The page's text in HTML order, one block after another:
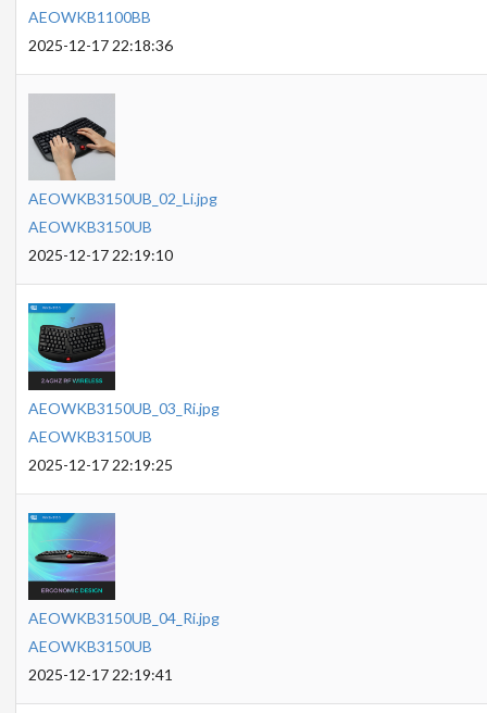
AEOWKB1100BB
2025-12-17 22:18:36
AEOWKB3150UB_02_Li.jpg
AEOWKB3150UB
2025-12-17 22:19:10
AEOWKB3150UB_03_Ri.jpg
AEOWKB3150UB
2025-12-17 22:19:25
AEOWKB3150UB_04_Ri.jpg
AEOWKB3150UB
2025-12-17 22:19:41